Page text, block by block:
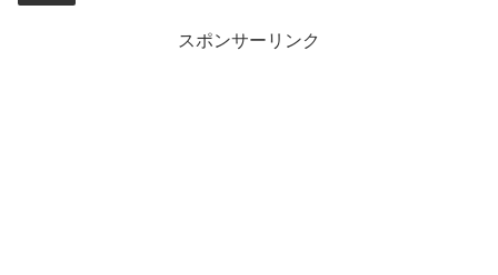
スポンサーリンク